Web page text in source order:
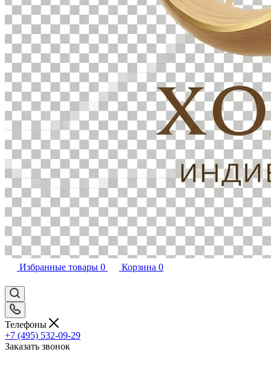
Избранные товары 0 Корзина 0
Телефоны
+7 (495) 532-09-29
Заказать звонок